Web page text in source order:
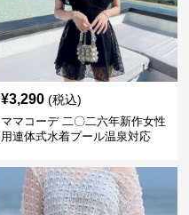
¥3,290 (税込)
ママコーデ 二〇二六年新作女性
用連体式水着プール温泉対応